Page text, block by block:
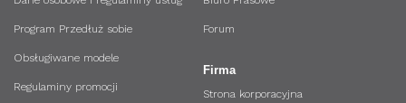
Forum
Firma
Strona korporacyjna
Program Przedłuż sobie
Obsługiwane modele
Regulaminy promocji